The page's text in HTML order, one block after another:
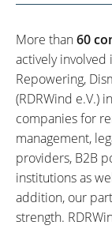
More than60
actively
Repowering,
(RDRWind e.V.)
companies for
management,
providers, B2B
institutions as
addition, our
strength.